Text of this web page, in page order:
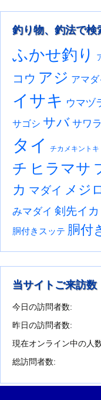
釣り物、釣法で検
ふかせ釣り
コウ アジ アマダ
イサキ ウマヅ
サゴシ サバ サワラ
タイ チカメキントキ
チ ヒラマサ
カ マダイ メジ
みマダイ 剣先イカ
胴付きスッテ 胴付
当サイトご来訪数
今日の訪問者数:
昨日の訪問者数:
現在オンライン中の人
総訪問者数: